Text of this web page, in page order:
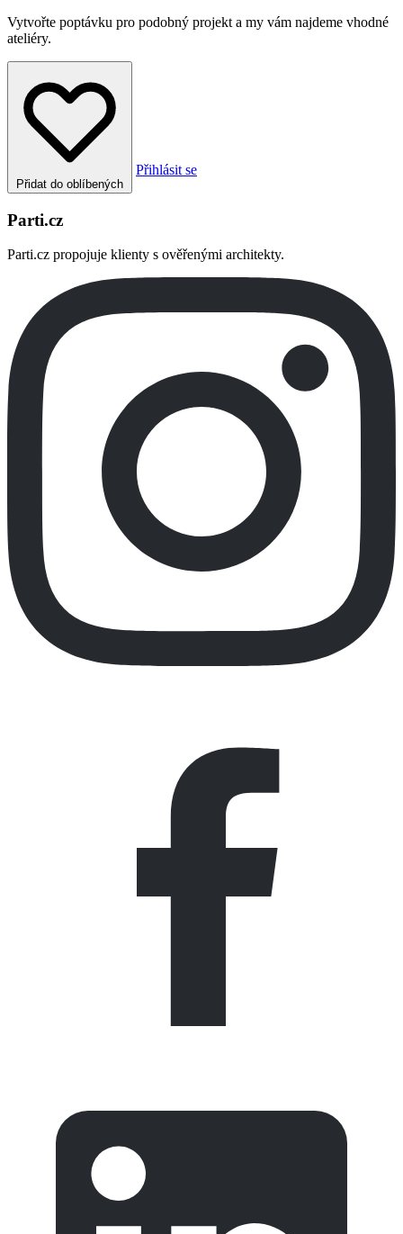
Vytvořte poptávku pro podobný projekt a my vám najdeme vhodné
ateliéry.
Přidat do oblíbených
Přihlásit se
Parti.cz
Parti.cz propojuje klienty s ověřenými architekty.